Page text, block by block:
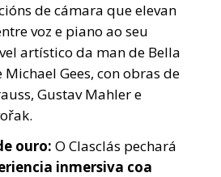
de cámara que elevan
voz e piano ao seu
artístico da man de Bella
Michael Gees, con obras de
Gustav Mahler e
ouro: O Clasclás pechará
inmersiva coa